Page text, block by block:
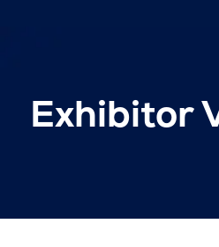
Exhibitor